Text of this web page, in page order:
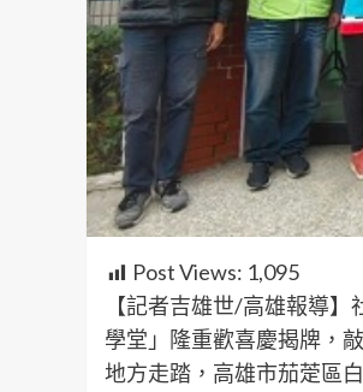
Post Views: 1,095
【記者吉雄世/高雄報導
學堂」隆重歡喜慶揭牌，
地方走踏，高雄市茄萣區